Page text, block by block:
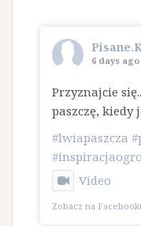
6 days ago
Przyznajcie
paszczę, kiedy
#lwiapaszcza
Video
Zobacz na